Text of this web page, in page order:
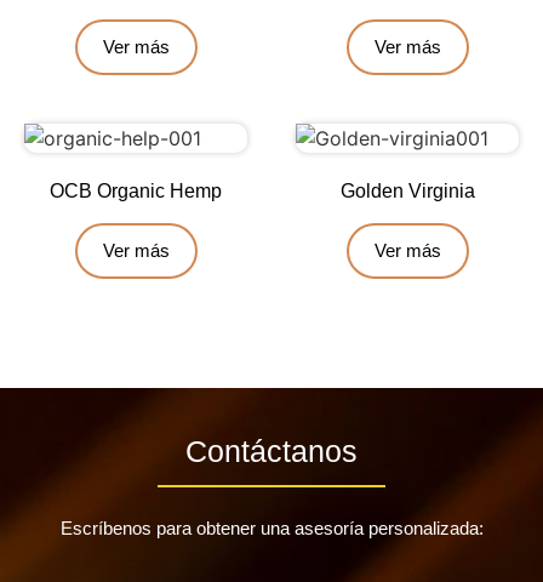
Ver más Ver más
OCB Organic Hemp
Ver más
Golden Virginia
Ver más
Contáctanos
Escríbenos para obtener una asesoría personalizada: